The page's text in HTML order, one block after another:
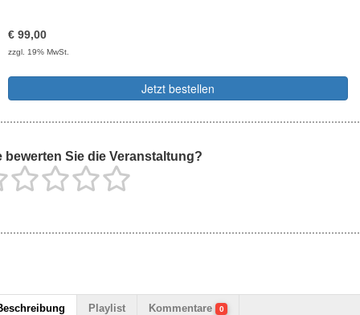
€ 99,00
zzgl. 19% MwSt.
Jetzt bestellen
bewerten Sie die Veranstaltung?
Playlist Kommentare 0